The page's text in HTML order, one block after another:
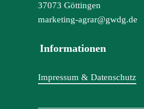
37073 Göttingen
marketing-agrar@gwdg.de
Informationen
Impressum & Datenschutz